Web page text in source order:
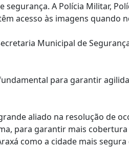
A Polícia Militar,
acesso às imagens quando
Municipal de
para garantir
aliado na resolução de
para garantir mais
como a cidade mais segura